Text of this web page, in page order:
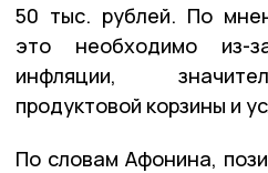
50 тыс. рублей. По
это необходимо из-
инфляции,
продуктовой корзины и
По словам Афонина,